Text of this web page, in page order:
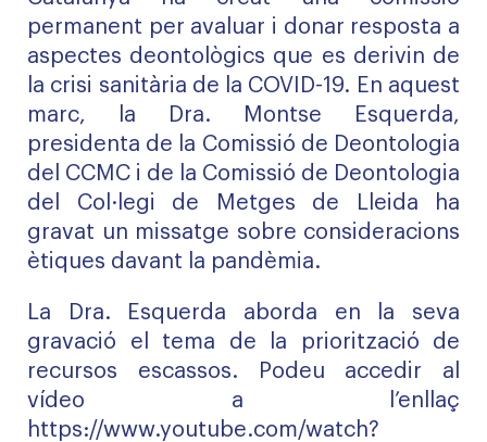
permanent per avaluar i donar resposta a
aspectes deontològics que es derivin de
la crisi sanitària de la COVID-19. En aquest
marc, la Dra. Montse Esquerda,
presidenta de la Comissió de Deontologia
del CCMC i de la Comissió de Deontologia
del Col·legi de Metges de Lleida ha
gravat un missatge sobre consideracions
ètiques davant la pandèmia.
La Dra. Esquerda aborda en la seva
gravació el tema de la priorització de
recursos escassos. Podeu accedir al
vídeo a l’enllaç
https://www.youtube.com/watch?